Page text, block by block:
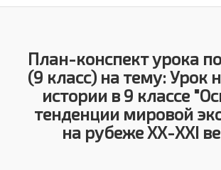
План-конспект урока
(9 класс) на тему: Урок
истории в 9 классе
тенденции мировой
на рубеже XX-XXI